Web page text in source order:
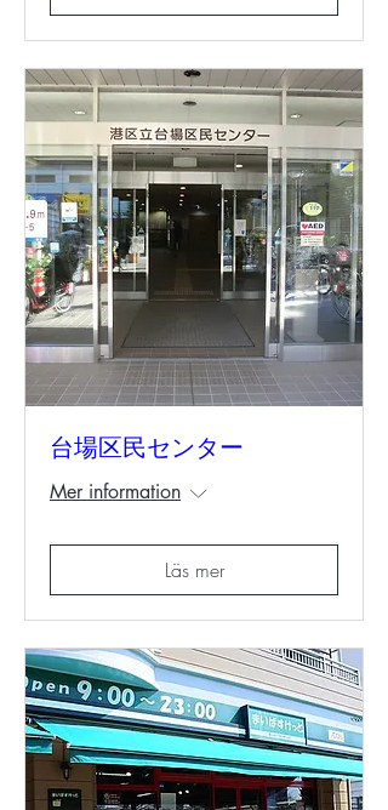
台場区民センター
Mer information
Läs mer